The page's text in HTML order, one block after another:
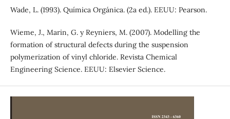
Wade, L. (1993). Química Orgánica. (2a ed.). EEUU: Pearson.
Wieme, J., Marin, G. y Reyniers, M. (2007). Modelling the
formation of structural defects during the suspension
polymerization of vinyl chloride. Revista Chemical
Engineering Science. EEUU: Elsevier Science.